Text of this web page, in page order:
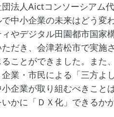
法人Aictコンソーシアム
中小企業の未来はどう変
やデジタル田園都市国家
だき、会津若松市で実施
ことができました。また
業・市民による「三方よ
企業が取り組むべきこと
かに「ＤＸ化」できるか